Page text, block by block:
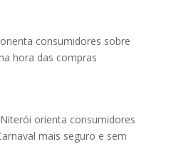
consumidores sobre
hora das compras
Niterói orienta consumidores
mais seguro e sem